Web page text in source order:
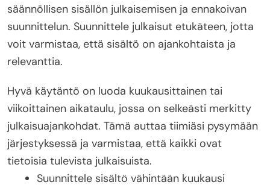
säännöllisen sisällön julkaisemisen ja ennakoivan
suunnittelun. Suunnittele julkaisut etukäteen, jotta
voit varmistaa, että sisältö on ajankohtaista ja
relevanttia.
Hyvä käytäntö on luoda kuukausittainen tai
viikoittainen aikataulu, jossa on selkeästi merkitty
julkaisuajankohdat. Tämä auttaa tiimiäsi pysymään
järjestyksessä ja varmistaa, että kaikki ovat
tietoisia tulevista julkaisuista.
Suunnittele sisältö vähintään kuukausi